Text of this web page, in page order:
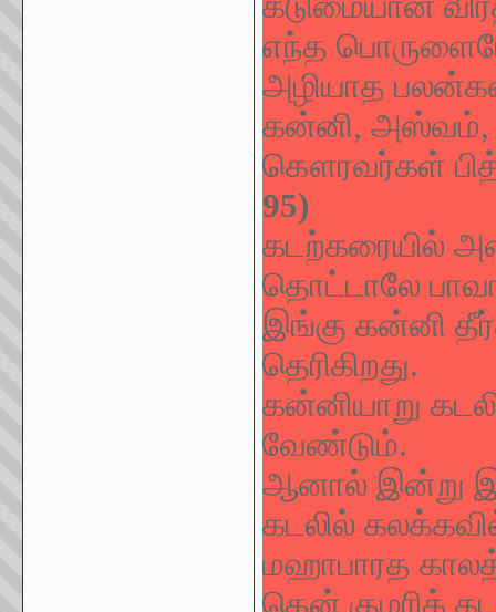
எந்த
அழியாத
கன்னி, அஸ்வம்,
கௌரவர்கள்
95)
கடற்கரையில்
தொட்டாலே
இங்கு கன்னி
தெரிகிறது.
கன்னியாறு
வேண்டும்.
ஆனால் இன்று
கடலில்
மஹாபாரத
தென் குமரிக்